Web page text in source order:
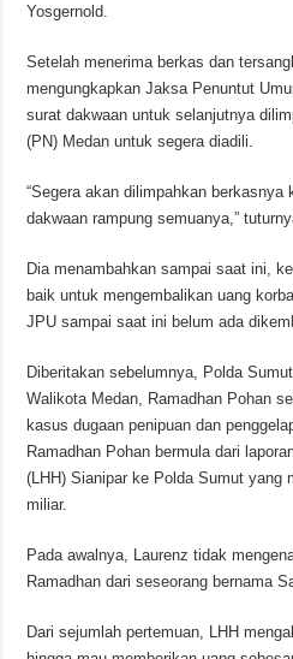
Yosgernold.
Setelah menerima berkas dan
mengungkapkan Jaksa Penuntut
surat dakwaan untuk selanjutnya
(PN) Medan untuk segera diadili.
“Segera akan dilimpahkan berkasnya
dakwaan rampung semuanya,”
Dia menambahkan sampai saat ini,
baik untuk mengembalikan uang
JPU sampai saat ini belum ada
Diberitakan sebelumnya, Polda
Walikota Medan, Ramadhan Pohan
kasus dugaan penipuan dan
Ramadhan Pohan bermula dari
(LHH) Sianipar ke Polda Sumut yang
miliar.
Pada awalnya, Laurenz tidak
Ramadhan dari seseorang bernama
Dari sejumlah pertemuan, LHH